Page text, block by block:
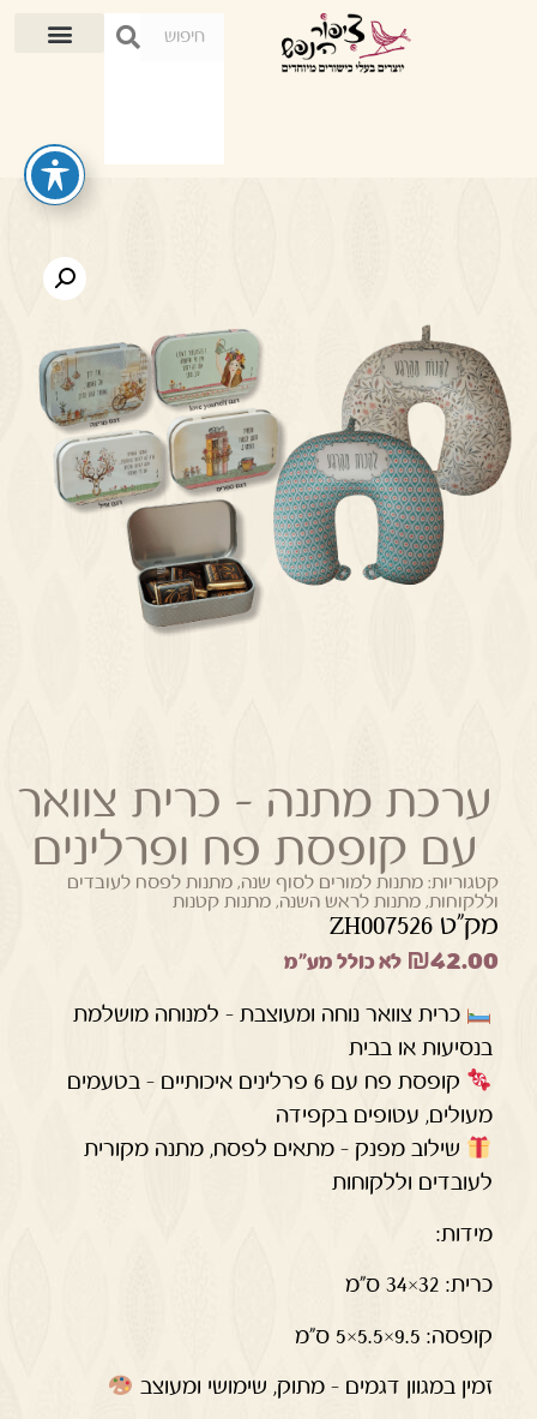
ערכת מתנה – כרית צוואר
עם קופסת פח ופרלינים
קטגוריות: מתנות למורים לסוף שנה,מתנות לפסח לעובדים
וללקוחות,מתנות לראש השנה,מתנות קטנות
מק"ט ZH007526
₪42.00 לא כולל מע"מ
כרית צוואר נוחה ומעוצבת – למנוחה מושלמת
בנסיעות או בבית
קופסת פח עם 6 פרלינים איכותיים – בטעמים
מעולים, עטופים בקפידה
שילוב מפנק – מתאים לפסח, מתנה מקורית
לעובדים וללקוחות
מידות:
כרית: 32×34 ס”מ
קופסה: 9.5×5.5×5 ס”מ
זמין במגוון דגמים – מתוק, שימושי ומעוצב